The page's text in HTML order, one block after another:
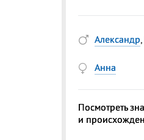
Александр,
Анна
Посмотреть
и